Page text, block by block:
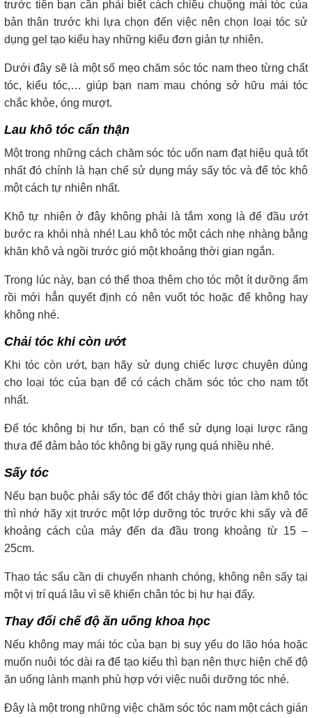
trước tiên bạn cần phải biết cách chiều chuộng mái tóc của
bản thân trước khi lựa chọn đến việc nên chọn loại tóc sử
dụng gel tạo kiểu hay những kiểu đơn giản tự nhiên.
Dưới đây sẽ là một số mẹo chăm sóc tóc nam theo từng chất
tóc, kiểu tóc,… giúp bạn nam mau chóng sở hữu mái tóc
chắc khỏe, óng mượt.
Lau khô tóc cẩn thận
Một trong những cách chăm sóc tóc uốn nam đạt hiệu quả tốt
nhất đó chính là hạn chế sử dụng máy sấy tóc và để tóc khô
một cách tự nhiên nhất.
Khô tự nhiên ở đây không phải là tắm xong là để đầu ướt
bước ra khỏi nhà nhé! Lau khô tóc một cách nhẹ nhàng bằng
khăn khô và ngồi trước gió một khoảng thời gian ngắn.
Trong lúc này, bạn có thể thoa thêm cho tóc một ít dưỡng ẩm
rồi mới hẳn quyết định có nên vuốt tóc hoặc để không hay
không nhé.
Chải tóc khi còn ướt
Khi tóc còn ướt, bạn hãy sử dụng chiếc lược chuyên dùng
cho loại tóc của bạn để có cách chăm sóc tóc cho nam tốt
nhất.
Để tóc không bị hư tổn, bạn có thể sử dụng loại lược răng
thưa để đảm bảo tóc không bị gãy rụng quá nhiều nhé.
Sấy tóc
Nếu bạn buộc phải sấy tóc để đốt cháy thời gian làm khô tóc
thì nhớ hãy xịt trước một lớp dưỡng tóc trước khi sấy và để
khoảng cách của máy đến da đầu trong khoảng từ 15 –
25cm.
Thao tác sấu cần di chuyển nhanh chóng, không nên sấy tại
một vị trí quá lâu vì sẽ khiến chân tóc bị hư hại đấy.
Thay đổi chế độ ăn uống khoa học
Nếu không may mái tóc của bạn bị suy yếu do lão hóa hoặc
muốn nuôi tóc dài ra để tạo kiểu thì bạn nên thực hiện chế độ
ăn uống lành mạnh phù hợp với việc nuôi dưỡng tóc nhé.
Đây là một trong những việc chăm sóc tóc nam một cách gián